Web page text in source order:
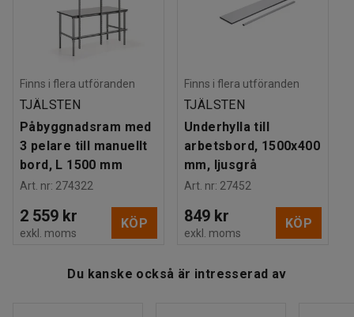
förhindrar att bordet rör sig under arbetet. Hjulen av
massivgummi är lättrullande, tystgående och har bra
stötupptagningsförmåga.
Bordet är försett med en underhylla för praktisk förvaring.
Du kan bygga på detta höj- och sänkbara packbord med
påbyggnadsram, verktygspanel och pelare för plåthyllor
som ger ökade förvaringsmöjligheter.
Tänk även på att komplettera bordet med smådelsbackar,
arbetsstation, samt en tröskelbrygga så du enkelt kan ta
dig förbi små hinder på vägen.
Färgkod stativ RAL 9006
Material stativ
: Stål
Maxbelastning : 150
Slitbana: Massivgummi
Vikt: 71 kg
Montering : Levereras omonterad
Finns i flera utföranden
TJÄLSTEN
Påbyggnadsram med
3 pelare till manuellt
bord, L 1500 mm
Art. nr: 274322
2 559 kr
exkl. moms
KÖP
Finns i flera utföranden
TJÄLSTEN
Underhylla till
arbetsbord, 1500x400
mm, ljusgrå
Art. nr: 27452
849 kr
exkl. moms
KÖP
Du kanske också är intresserad av